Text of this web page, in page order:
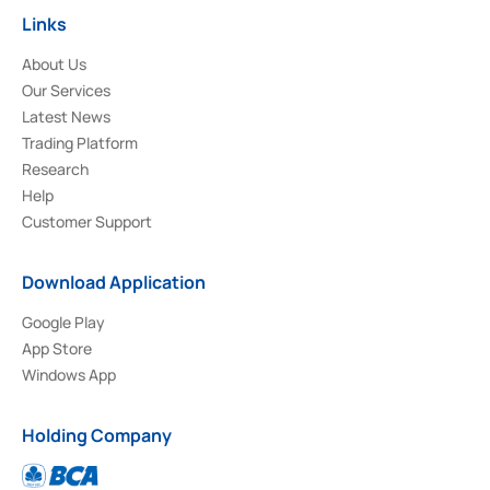
Links
About Us
Our Services
Latest News
Trading Platform
Research
Help
Customer Support
Download Application
Google Play
App Store
Windows App
Holding Company